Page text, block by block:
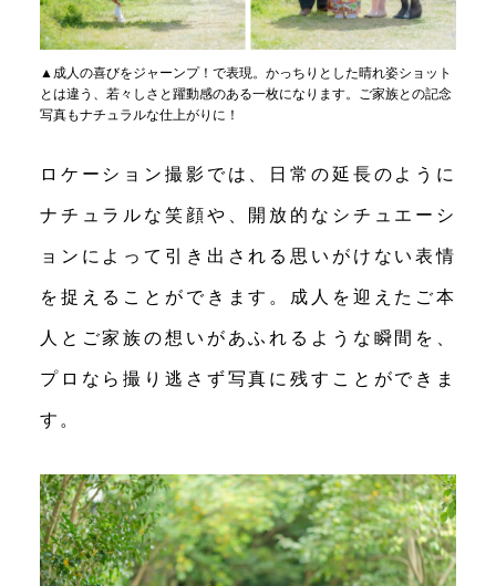
▲成人の喜びをジャーンプ！で表現。かっちりとした晴れ姿ショット
とは違う、若々しさと躍動感のある一枚になります。ご家族との記念
写真もナチュラルな仕上がりに！
ロケーション撮影では、日常の延長のように
ナチュラルな笑顔や、開放的なシチュエーシ
ョンによって引き出される思いがけない表情
を捉えることができます。成人を迎えたご本
人とご家族の想いがあふれるような瞬間を、
プロなら撮り逃さず写真に残すことができま
す。